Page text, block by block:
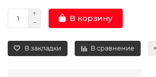
В корзину
В закладки В сравнение